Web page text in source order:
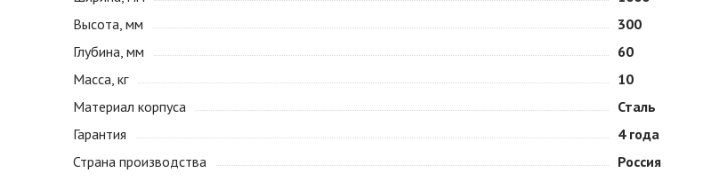
Высота, мм
300
Глубина, мм
60
Масса, кг
10
Материал корпуса
Сталь
Гарантия
4 года
Страна производства
Россия